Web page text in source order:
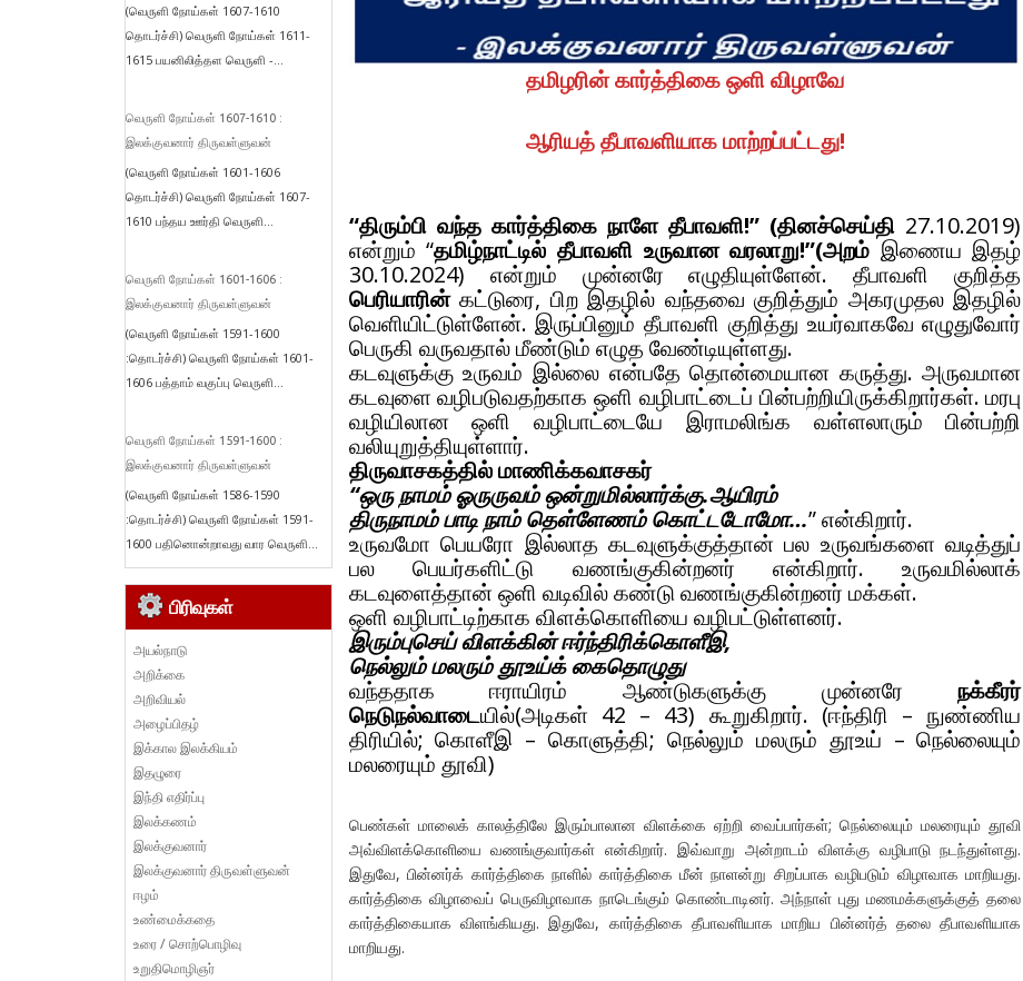
தமிழரின் கார்த்திகை ஒளி விழாவே
ஆரியத் தீபாவளியாக மாற்றப்பட்டது!
“திரும்பி வந்த கார்த்திகை நாளே தீபாவளி!” (தினச்செய்தி 27.10.2019)
என்றும் “தமிழ்நாட்டில் தீபாவளி உருவான வரலாறு!”(அறம் இணைய இதழ்
30.10.2024) என்றும் முன்னரே எழுதியுள்ளேன். தீபாவளி குறித்த
பெரியாரின்கட்டுரை, பிற இதழில் வந்தவை குறித்தும் அகரமுதல இதழில்
வெளியிட்டுள்ளேன். இருப்பினும் தீபாவளி குறித்து உயர்வாகவே எழுதுவோர்
பெருகி வருவதால் மீண்டும் எழுத வேண்டியுள்ளது.
கடவுளுக்கு உருவம் இல்லை என்பதே தொன்மையான கருத்து. அருவமான
கடவுளை வழிபடுவதற்காக ஒளி வழிபாட்டைப் பின்பற்றியிருக்கிறார்கள். மரபு
வழியிலான ஒளி வழிபாட்டையே இராமலிங்க வள்ளலாரும் பின்பற்றி
வலியுறுத்தியுள்ளார்.
திருவாசகத்தில் மாணிக்கவாசகர்
“ஒரு நாமம் ஓருருவம் ஒன்றுமில்லார்க்கு.ஆயிரம்
திருநாமம் பாடி நாம் தெள்ளேணம் கொட்டடோமோ…” என்கிறார்.
உருவமோ பெயரோ இல்லாத கடவுளுக்குத்தான் பல உருவங்களை வடித்துப்
பல பெயர்களிட்டு வணங்குகின்றனர் என்கிறார். உருவமில்லாக்
கடவுளைத்தான் ஒளி வடிவில் கண்டு வணங்குகின்றனர் மக்கள்.
ஒளி வழிபாட்டிற்காக விளக்கொளியை வழிபட்டுள்ளனர்.
இரும்புசெய் விளக்கின் ஈர்ந்திரிக்கொளீஇ,
நெல்லும் மலரும் தூஉய்க் கைதொழுது
வந்ததாக ஈராயிரம் ஆண்டுகளுக்கு முன்னரேநக்கீரர்
நெடுநல்வாடையில்(அடிகள் 42 – 43) கூறுகிறார். (ஈந்திரி – நுண்ணிய
திரியில்; கொளீஇ – கொளுத்தி; நெல்லும் மலரும் தூஉய் – நெல்லையும்
மலரையும் தூவி)
பெண்கள் மாலைக் காலத்திலே இரும்பாலான விளக்கை ஏற்றி வைப்பார்கள்; நெல்லையும் மலரையும் தூவி
அவ்விளக்கொளியை வணங்குவார்கள் என்கிறார். இவ்வாறு அன்றாடம் விளக்கு வழிபாடு நடந்துள்ளது.
இதுவே, பின்னர்க் கார்த்திகை நாளில் கார்த்திகை மீன் நாளன்று சிறப்பாக வழிபடும் விழாவாக மாறியது.
கார்த்திகை விழாவைப் பெருவிழாவாக நாடெங்கும் கொண்டாடினர். அந்நாள் புது மணமக்களுக்குத் தலை
கார்த்திகையாக விளங்கியது. இதுவே, கார்த்திகை தீபாவளியாக மாறிய பின்னர்த் தலை தீபாவளியாக
மாறியது.
(வெருளி நோய்கள் 1607-1610
தொடர்ச்சி) வெருளி நோய்கள் 1611-
1615 பயனிலித்தள வெருளி -...
வெருளி நோய்கள் 1607-1610 :
இலக்குவனார் திருவள்ளுவன்
(வெருளி நோய்கள் 1601-1606
தொடர்ச்சி) வெருளி நோய்கள் 1607-
1610 பந்தய ஊர்தி வெருளி...
வெருளி நோய்கள் 1601-1606 :
இலக்குவனார் திருவள்ளுவன்
(வெருளி நோய்கள் 1591-1600
:தொடர்ச்சி) வெருளி நோய்கள் 1601-
1606 பத்தாம் வகுப்பு வெருளி...
வெருளி நோய்கள் 1591-1600 :
இலக்குவனார் திருவள்ளுவன்
(வெருளி நோய்கள் 1586-1590
:தொடர்ச்சி) வெருளி நோய்கள் 1591-
1600 பதினொன்றாவது வார வெருளி...
பிரிவுகள்
அயல்நாடு
அறிக்கை
அறிவியல்
அழைப்பிதழ்
இக்கால இலக்கியம்
இதழுரை
இந்தி எதிர்ப்பு
இலக்கணம்
இலக்குவனார்
இலக்குவனார் திருவள்ளுவன்
ஈழம்
உண்மைக்கதை
உரை / சொற்பொழிவு
உறுதிமொழிஞர்